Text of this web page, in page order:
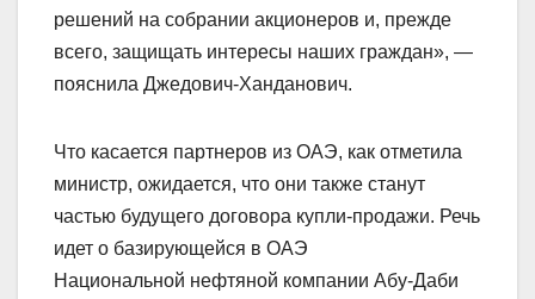
решений на собрании акционеров и, прежде
всего, защищать интересы наших граждан», —
пояснила Джедович-Ханданович.
Что касается партнеров из ОАЭ, как отметила
министр, ожидается, что они также станут
частью будущего договора купли-продажи. Речь
идет о базирующейся в ОАЭ
Национальной нефтяной компании Абу-Даби